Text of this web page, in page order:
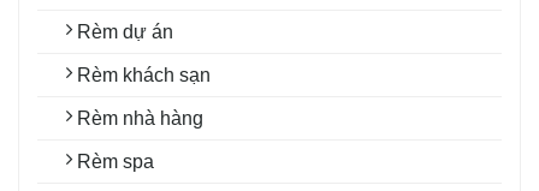
Rèm dự án
Rèm khách sạn
Rèm nhà hàng
Rèm spa